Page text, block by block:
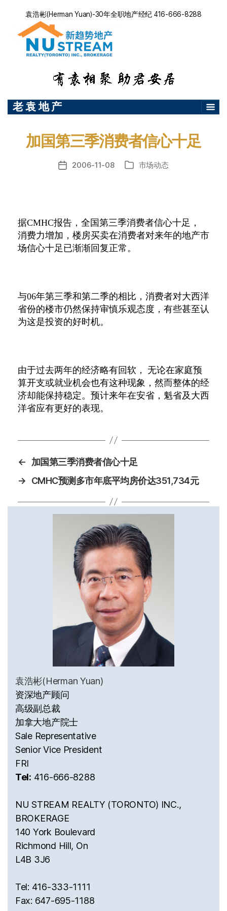
袁浩彬(Herman Yuan)-30年全职地产经纪 416-666-8288
老 袁 地 产
加国第三季消费者信心十足
发 2006-11-08
分 市场动态
据CMHC报告，全国第三季消费者信心十足，
消费力增加 ， 楼房买卖在消费者对来年的地产市
场信心十足已渐渐回复正常。
与06年第三季和第二季的相比，消费者对大西洋
省份的楼市仍然保持审慎乐观态度，有些甚至认
为这是投资的好时机。
由于过去两年的经济略有回软， 无论在家庭预
算开支或就业机会也有这种现象，然而整体的经
济却能保持稳定。预计来年在安省，魁省及大西
洋省应有更好的表现。
←
加国第三季消费者信心十足
→
CMHC预测多市年底平均房价达351,734元
袁浩彬(Herman Yuan)
资深地产顾问
高级副总裁
加拿大地产院士
Sale Representative
Senior Vice President
FRI
Tel: 416-666-8288
NU STREAM REALTY (TORONTO) INC.,
BROKERAGE
140 York Boulevard
Richmond Hill, On
L4B 3J6
Tel: 416-333-1111
Fax: 647-695-1188